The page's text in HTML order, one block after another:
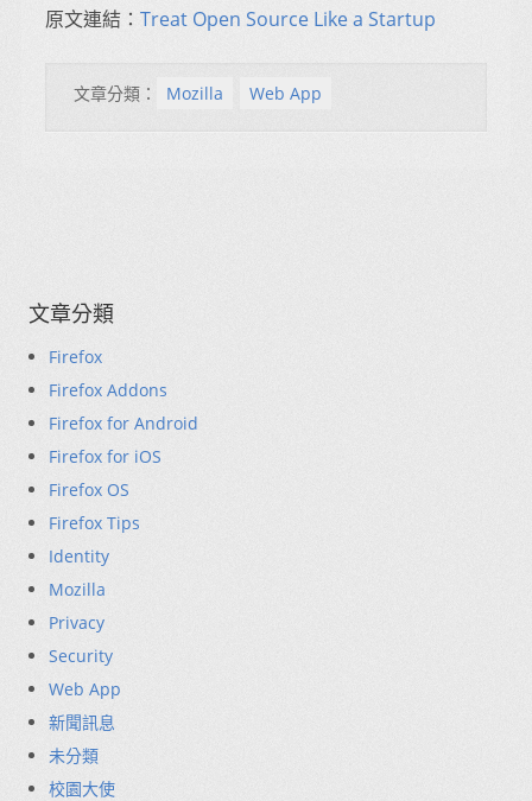
原文連結： Treat Open Source Like a Startup
文章分類： Mozilla Web App
文章分類
Firefox
Firefox Addons
Firefox for Android
Firefox for iOS
Firefox OS
Firefox Tips
Identity
Mozilla
Privacy
Security
Web App
新聞訊息
未分類
校園大使